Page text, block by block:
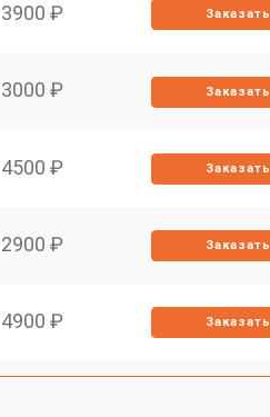
3900 ₽ Заказать
3000 ₽ Заказать
4500 ₽ Заказать
2900 ₽ Заказать
4900 ₽ Заказать